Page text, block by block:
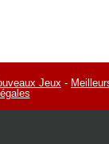
Jeux -